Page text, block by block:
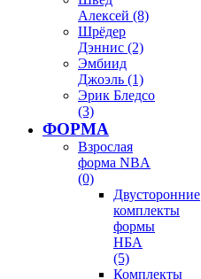
Алексей (8)
Шрёдер
Дэннис (2)
Эмбиид
Джоэль (1)
Эрик Бледсо
(3)
ФОРМА
Взрослая
форма NBA
(0)
Двусторонние
комплекты
формы
НБА
(5)
Комплекты